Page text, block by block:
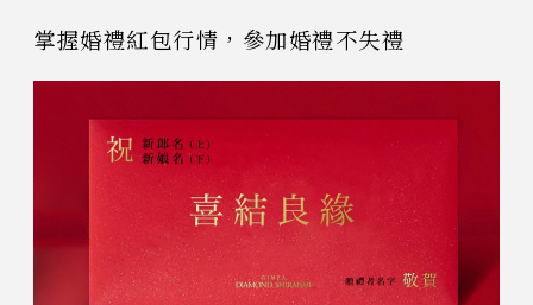
掌握婚禮紅包行情，參加婚禮不失禮